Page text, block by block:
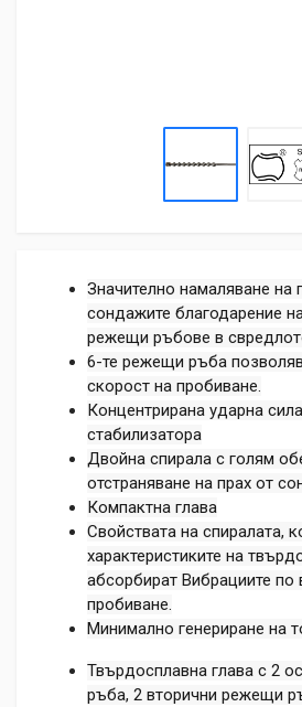
Значително намаляване на
сондажите благодарение
режещи ръбове в
6-те режещи ръба
скорост на пробиване.
Концентрирана ударна
стабилизатора
Двойна спирала с голям
отстраняване на прах от
Компактна глава
Свойствата на спиралата,
характеристиките на
абсорбират Вибрациите по
пробиване.
Минимално генериране на
Твърдосплавна глава с 2
ръба, 2 вторични режещи